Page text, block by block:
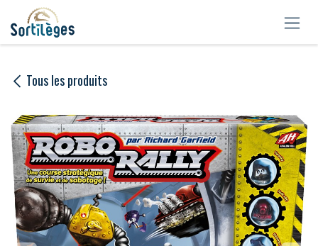
Se rendre au contenu
Tous les produits